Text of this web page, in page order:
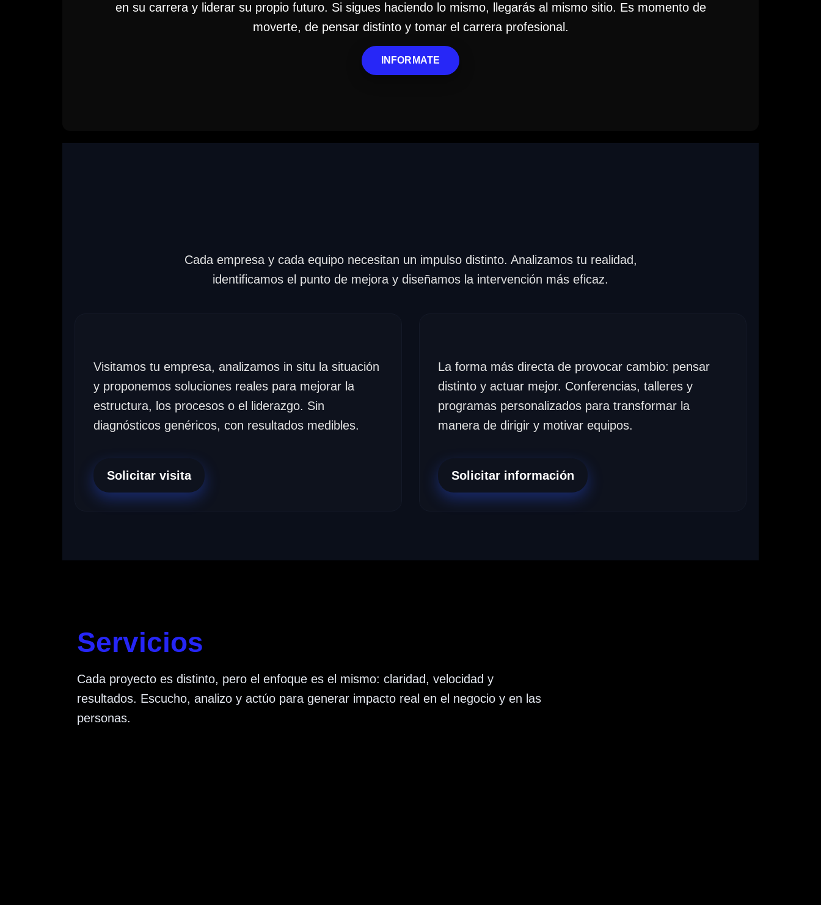
en su carrera y liderar su propio futuro. Si sigues haciendo lo mismo, llegarás al mismo sitio. Es momento de
moverte, de pensar distinto y tomar el carrera profesional.
INFORMATE
Cada empresa y cada equipo necesitan un impulso distinto. Analizamos tu realidad,
identificamos el punto de mejora y diseñamos la intervención más eficaz.
Visitamos tu empresa, analizamos in situ la situación
y proponemos soluciones reales para mejorar la
estructura, los procesos o el liderazgo. Sin
diagnósticos genéricos, con resultados medibles.
Solicitar visita
La forma más directa de provocar cambio: pensar
distinto y actuar mejor. Conferencias, talleres y
programas personalizados para transformar la
manera de dirigir y motivar equipos.
Solicitar información
Servicios
Cada proyecto es distinto, pero el enfoque es el mismo: claridad, velocidad y
resultados. Escucho, analizo y actúo para generar impacto real en el negocio y en las
personas.